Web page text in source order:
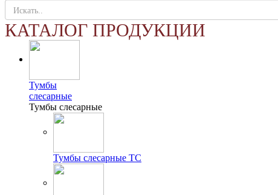
КАТАЛОГ ПРОДУКЦИИ
Тумбы
слесарные
Тумбы слесарные
Тумбы слесарные ТС